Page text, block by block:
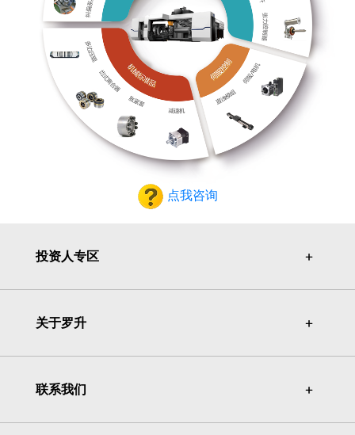
点我咨询
投资人专区 ＋
＋
关于罗升 ＋
＋
联系我们 ＋
＋